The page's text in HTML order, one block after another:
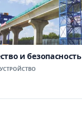
и безопасность